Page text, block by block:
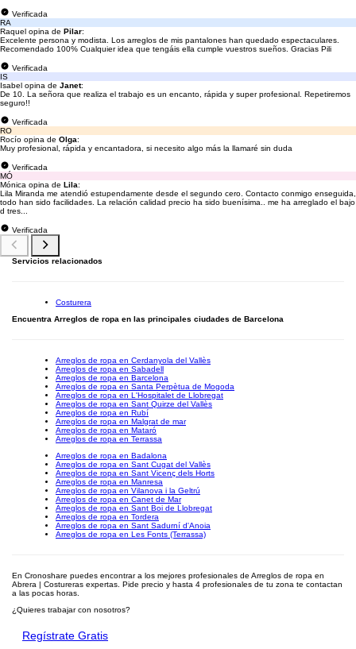
Verificada
RA
Raquel opina de Pilar:
Excelente persona y modista. Los arreglos de mis pantalones han quedado espectaculares.
Recomendado 100% Cualquier idea que tengáis ella cumple vuestros sueños. Gracias Pili
Verificada
IS
Isabel opina de Janet:
De 10. La señora que realiza el trabajo es un encanto, rápida y super profesional. Repetiremos
seguro!!
Verificada
RO
Rocío opina de Olga:
Muy profesional, rápida y encantadora, si necesito algo más la llamaré sin duda
Verificada
MÓ
Mónica opina de Lila:
Lila Miranda me atendió estupendamente desde el segundo cero. Contacto conmigo enseguida,
todo han sido facilidades. La relación calidad precio ha sido buenísima.. me ha arreglado el bajo
d tres...
Verificada
Servicios relacionados
Costurera
Encuentra Arreglos de ropa en las principales ciudades de Barcelona
Arreglos de ropa en Cerdanyola del Vallès
Arreglos de ropa en Sabadell
Arreglos de ropa en Barcelona
Arreglos de ropa en Santa Perpètua de Mogoda
Arreglos de ropa en L'Hospitalet de Llobregat
Arreglos de ropa en Sant Quirze del Vallès
Arreglos de ropa en Rubí
Arreglos de ropa en Malgrat de mar
Arreglos de ropa en Mataró
Arreglos de ropa en Terrassa
Arreglos de ropa en Badalona
Arreglos de ropa en Sant Cugat del Vallès
Arreglos de ropa en Sant Vicenç dels Horts
Arreglos de ropa en Manresa
Arreglos de ropa en Vilanova i la Geltrú
Arreglos de ropa en Canet de Mar
Arreglos de ropa en Sant Boi de Llobregat
Arreglos de ropa en Tordera
Arreglos de ropa en Sant Sadurní d'Anoia
Arreglos de ropa en Les Fonts (Terrassa)
En Cronoshare puedes encontrar a los mejores profesionales de Arreglos de ropa en
Abrera | Costureras expertas. Pide precio y hasta 4 profesionales de tu zona te contactan
a las pocas horas.
¿Quieres trabajar con nosotros?
Regístrate Gratis